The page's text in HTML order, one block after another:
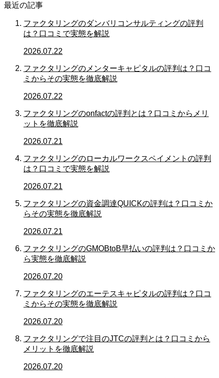
最近の記事
ファクタリングのダンバリコンサルティングの評判
は？口コミで実態を解説
2026.07.22
ファクタリングのメンターキャピタルの評判は？口コ
ミからその実態を徹底解説
2026.07.22
ファクタリングのonfactの評判とは？口コミからメリ
ットを徹底解説
2026.07.21
ファクタリングのローカルワークスペイメントの評判
は？口コミで実態を解説
2026.07.21
ファクタリングの資金調達QUICKの評判は？口コミか
らその実態を徹底解説
2026.07.21
ファクタリングのGMOBtoB早払いの評判は？口コミか
ら実態を徹底解説
2026.07.20
ファクタリングのエーテスキャピタルの評判は？口コ
ミからその実態を徹底解説
2026.07.20
ファクタリングで注目のJTCの評判とは？口コミから
メリットを徹底解説
2026.07.20